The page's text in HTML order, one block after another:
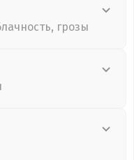
грозы